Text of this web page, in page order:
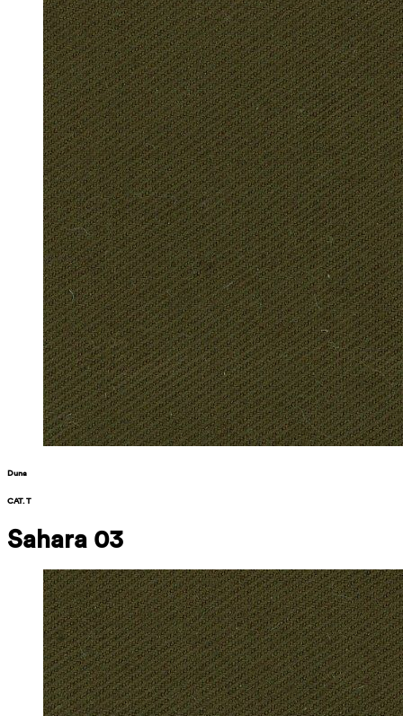
Duna
CAT. T
Sahara 03